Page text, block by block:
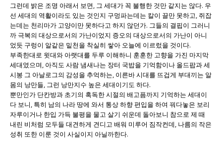
그런데 밝은 조명 아래서 보면, 그 세대가 꼭 불행한 것만 같지는 않다. 우
선 세대의 역활이라도 있는 것인지 구멍파는데는 칼이 끌만 못하고, 쥐잡
는데는 천리마가 고양이만 못하다고 하지 않던가. 그들의 결핍이 그러니
까 극복의 대상으로서의 가난이었지 증오의 대상으로서의 가난이 아니
었듯 구렁이 알같은 밑천을 착실히 쌓아 오늘에 이르렀을 것이다.
부족한대로 윗대와 아랫대를 두루 이해하니 훈훈한 고향을 가진 마지막
세대였으며, 아직도 사람 냄새나는 장터 국밥을 기억함이나 올드팝과 세
시봉 그 아날로그의 감성을 추억하는, 이른바 시대를 뜨겁게 부대끼는 알
몸의 낭만들, 그런 낭만지수 높은 세대이기도 하다.
뿐만인가 단칸방과 초기의 혹독한 시절의 배고픔까지 기억하는 세대이
다 보니, 특히 남의 나라 땅에 와서 통상 하향 편입을 하여 꿔다놓은 보리
자루이거나 한입 가득 불평을 물고 살기 쉬운데 돌아보니 참으로 제 때
내린 비처럼 모두들 대견하게 견디고 배워 미루어 짐작컨데, 나름의 작은
성취 또한 이룬 것이 사실이지 아닐까한다.